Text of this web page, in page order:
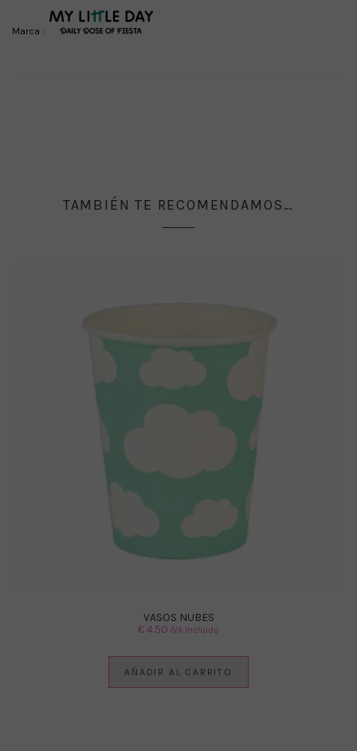
Marca :
TAMBIÉN TE RECOMENDAMOS…
VASOS NUBES
€4.50 IVA Incluido
AÑADIR AL CARRITO